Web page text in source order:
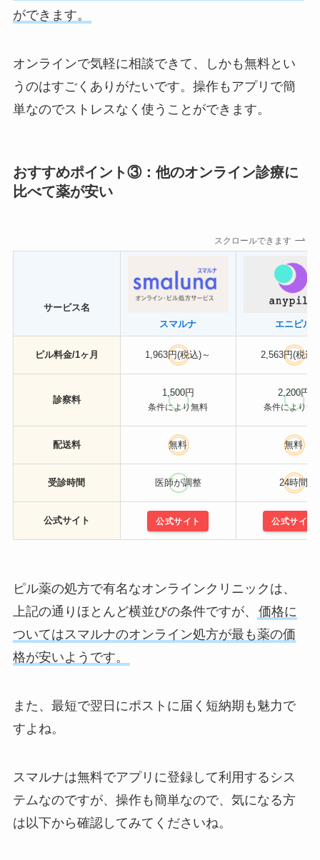
ができます。
オンラインで気軽に相談できて、しかも無料とい
うのはすごくありがたいです。操作もアプリで簡
単なのでストレスなく使うことができます。
おすすめポイント③：他のオンライン診療に
比べて薬が安い
スクロールできます
サービス名
スマルナ
エニピル
ピル料金/1ヶ月 1,963円(税込)～ 2,563円(税込)
診察料
1,500円
条件により無料
2,200円
条件により無
配送料 無料 無料
受診時間 医師が調整 24時間
公式サイト 公式サイト 公式サイト
ピル薬の処方で有名なオンラインクリニックは、
上記の通りほとんど横並びの条件ですが、
価格に
ついてはスマルナのオンライン処方が最も薬の価
格が安いようです。
また、最短で翌日にポストに届く短納期も魅力で
すよね。
スマルナは無料でアプリに登録して利用するシス
テムなのですが、操作も簡単なので、気になる方
は以下から確認してみてくださいね。